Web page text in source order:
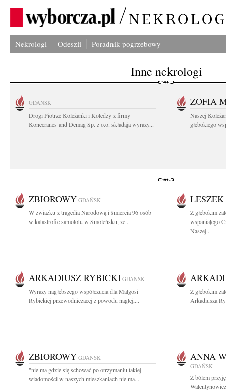
Nekrologi Odeszli Poradnik pogrzebowy
Inne nekrologi
GDAŃSK
Drogi Piotrze Koleżanki i Koledzy z firmy
Konecranes and Demag Sp. z o.o. składają wyrazy...
ZOFIA
Naszej
głębokiego
ZBIOROWY GDAŃSK
W związku z tragedią Narodową i śmiercią 96 osób
w katastrofie samolotu w Smoleńsku, ze...
Z głębokim
wspaniałego
Naszej...
ARKADIUSZ RYBICKI GDAŃSK
Wyrazy nagłębszego współczucia dla Małgosi
Rybickiej przewodniczącej z powodu nagłej,...
Z głębokim
Arkadiusza
ZBIOROWY GDAŃSK
"nie ma gdzie się schować po otrzymaniu takiej
wiadomości w naszych mieszkaniach nie ma...
ANNA
GDAŃSK
Z bólem